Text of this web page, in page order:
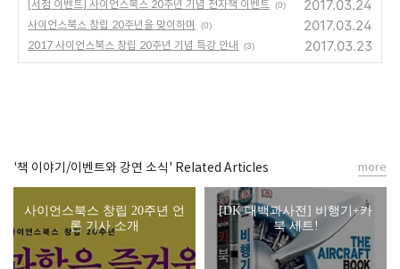
[서점 이벤트] 사이언스북스 20주년 기념 전자책 이벤트 (0) 2017.03.24
사이언스북스 창립 20주년을 맞이하며 (0) 2017.03.24
2017 사이언스북스 창립 20주년 기념 특강 안내 (3) 2017.03.23
'책 이야기/이벤트와 강연 소식' Related Articles
사이언스북스 창립 20주년 언
론 기사 소개
[DK 대백과사전] 비행기+카
북 세트!
more